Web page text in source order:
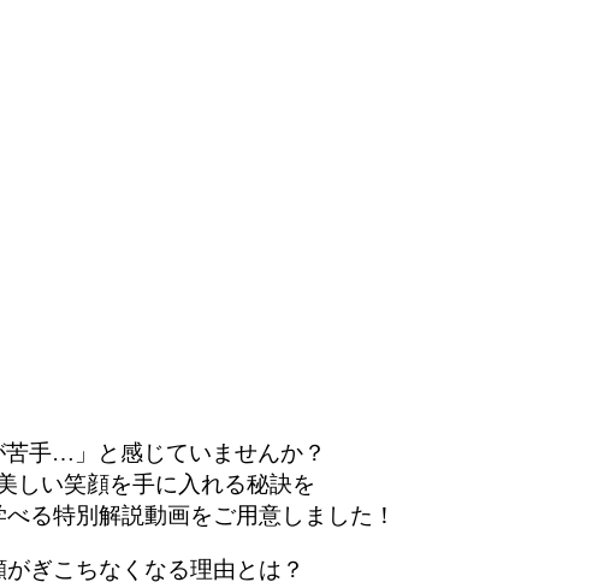
苦手…」と感じていませんか？
しい笑顔を手に入れる秘訣を
べる特別解説動画をご用意しました！
がぎこちなくなる理由とは？